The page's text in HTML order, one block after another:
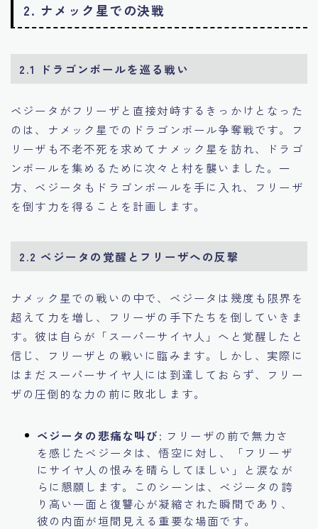
2. ナメック星での決戦
2.1 ドラゴンボールを巡る戦い
ベジータがフリーザと直接対峙するきっかけとなった
のは、ナメック星でのドラゴンボール争奪戦です。フ
リーザも不老不死を求めてナメック星を訪れ、ドラゴ
ンボールを集めるために次々と村を襲いました。一
方、ベジータもドラゴンボールを手に入れ、フリーザ
を倒す力を得ることを計画します。
2.2 ベジータの覚醒とフリーザへの反撃
ナメック星での戦いの中で、ベジータは幾度も限界を
超えて力を増し、フリーザの手下たちを倒していきま
す。彼は自らが「スーパーサイヤ人」へと覚醒したと
信じ、フリーザとの戦いに臨みます。しかし、実際に
はまだスーパーサイヤ人には到達しておらず、フリー
ザの圧倒的な力の前に敗北します。
ベジータの悲痛な叫び: フリーザの前で無力さ
を感じたベジータは、悟空に対し、「フリーザ
にサイヤ人の恨みを晴らしてほしい」と涙なが
らに懇願します。このシーンは、ベジータの誇
り高い一面と復讐心が凝縮された瞬間であり、
彼の内面が垣間見える重要な場面です。